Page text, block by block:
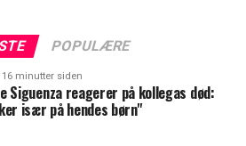
POPULÆRE
16 minutter siden
Siguenza reagerer på kollegas død:
især på hendes børn"